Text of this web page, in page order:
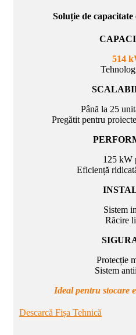
Soluție de
514
Până la 25
Pregătit pentru
125 kW
Eficiență
Sistem
Răcire
Protecție
Sistem
Ideal pentru stocare
Descarcă Fișa Tehnică